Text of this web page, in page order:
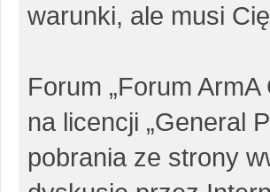
warunki, ale musi
Forum „Forum
na licencji „General
pobrania ze strony